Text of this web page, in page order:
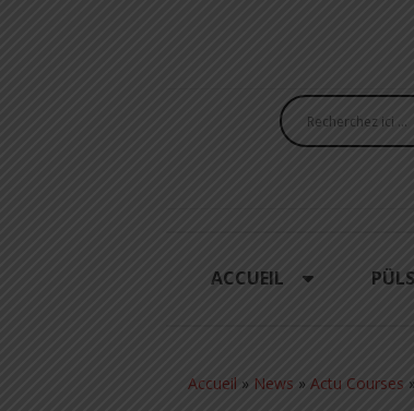
ACCUEIL
Accueil » News » Actu Courses »